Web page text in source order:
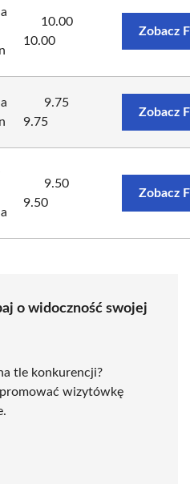
10.00
10.00
Zobacz
9.75
9.75
Zobacz
9.50
9.50
Zobacz
o widoczność swojej
tle konkurencji?
wizytówkę